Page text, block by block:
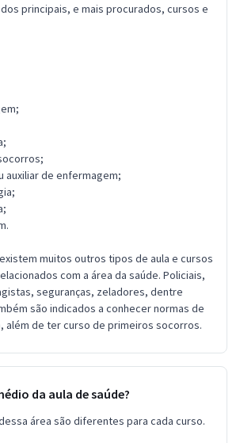
principais, e mais procurados, cursos e
auxiliar de enfermagem;
muitos outros tipos de aula e cursos
com a área da saúde. Policiais,
seguranças, zeladores, dentre
são indicados a conhecer normas de
além de ter curso de primeiros socorros.
da aula de saúde?
área são diferentes para cada curso.